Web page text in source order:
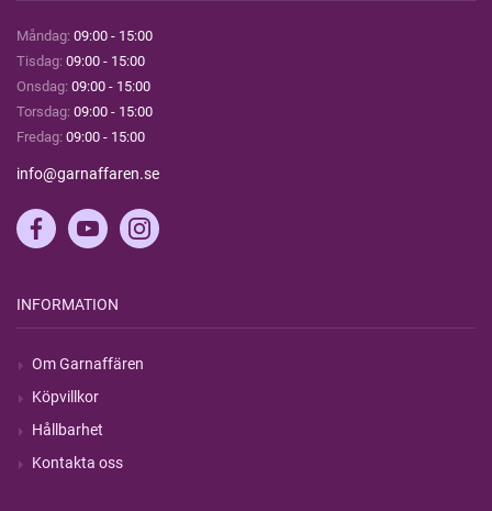
Måndag: 09:00 - 15:00
Tisdag: 09:00 - 15:00
Onsdag: 09:00 - 15:00
Torsdag: 09:00 - 15:00
Fredag: 09:00 - 15:00
info@garnaffaren.se
INFORMATION
Om Garnaffären
Köpvillkor
Hållbarhet
Kontakta oss